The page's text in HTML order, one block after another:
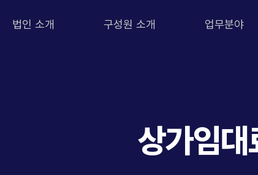
법인 소개 구성원 소개 업무분야
상가임대